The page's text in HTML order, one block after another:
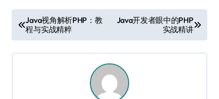
章
导
Java视角解析PHP：教
程与实战精粹
Java开发者眼中的PHP
实战精讲